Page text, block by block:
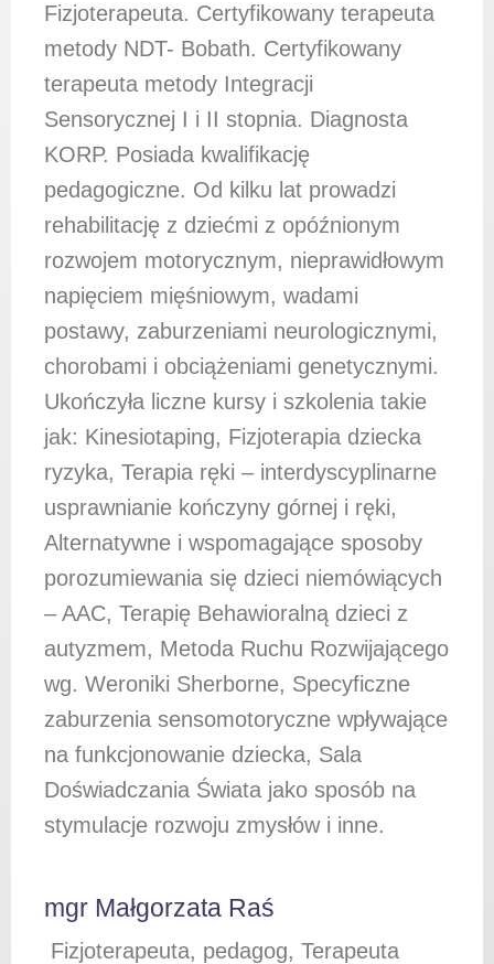
Fizjoterapeuta. Certyfikowany terapeuta
metody NDT- Bobath. Certyfikowany
terapeuta metody Integracji
Sensorycznej I i II stopnia. Diagnosta
KORP. Posiada kwalifikację
pedagogiczne. Od kilku lat prowadzi
rehabilitację z dziećmi z opóźnionym
rozwojem motorycznym, nieprawidłowym
napięciem mięśniowym, wadami
postawy, zaburzeniami neurologicznymi,
chorobami i obciążeniami genetycznymi.
Ukończyła liczne kursy i szkolenia takie
jak: Kinesiotaping, Fizjoterapia dziecka
ryzyka, Terapia ręki – interdyscyplinarne
usprawnianie kończyny górnej i ręki,
Alternatywne i wspomagające sposoby
porozumiewania się dzieci niemówiących
– AAC, Terapię Behawioralną dzieci z
autyzmem, Metoda Ruchu Rozwijającego
wg. Weroniki Sherborne, Specyficzne
zaburzenia sensomotoryczne wpływające
na funkcjonowanie dziecka, Sala
Doświadczania Świata jako sposób na
stymulacje rozwoju zmysłów i inne.
mgr Małgorzata Raś
Fizjoterapeuta, pedagog, Terapeuta